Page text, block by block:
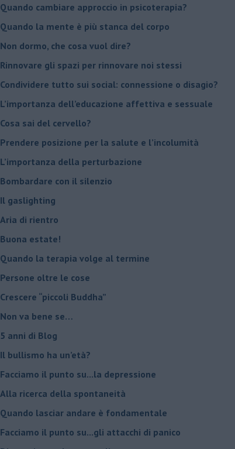
Quando cambiare approccio in psicoterapia?
​Quando la mente è più stanca del corpo
Non dormo, che cosa vuol dire?
​Rinnovare gli spazi per rinnovare noi stessi
​Condividere tutto sui social: connessione o disagio?
​L’importanza dell’educazione affettiva e sessuale
​Cosa sai del cervello?
Prendere posizione per la salute e l’incolumità
L’importanza della perturbazione
​Bombardare con il silenzio
Il gaslighting
Aria di rientro
Buona estate!
​Quando la terapia volge al termine
​Persone oltre le cose
​Crescere “piccoli Buddha”
Non va bene se…
​5 anni di Blog
​Il bullismo ha un’età?
Facciamo il punto su...la depressione
​Alla ricerca della spontaneità
​Quando lasciar andare è fondamentale
Facciamo il punto su...gli attacchi di panico